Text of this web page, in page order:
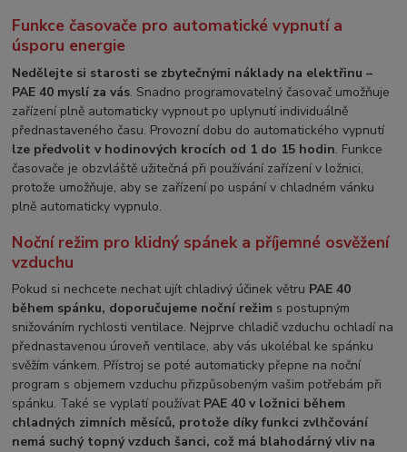
Funkce časovače pro automatické vypnutí a
úsporu energie
Nedělejte si starosti se zbytečnými náklady na elektřinu –
PAE 40 myslí za vás. Snadno programovatelný časovač umožňuje
zařízení plně automaticky vypnout po uplynutí individuálně
přednastaveného času. Provozní dobu do automatického vypnutí
lze předvolit v hodinových krocích od 1 do 15 hodin. Funkce
časovače je obzvláště užitečná při používání zařízení v ložnici,
protože umožňuje, aby se zařízení po uspání v chladném vánku
plně automaticky vypnulo.
Noční režim pro klidný spánek a příjemné osvěžení
vzduchu
Pokud si nechcete nechat ujít chladivý účinek větru PAE 40
během spánku, doporučujeme noční režim s postupným
snižováním rychlosti ventilace. Nejprve chladič vzduchu ochladí na
přednastavenou úroveň ventilace, aby vás ukolébal ke spánku
svěžím vánkem. Přístroj se poté automaticky přepne na noční
program s objemem vzduchu přizpůsobeným vašim potřebám při
spánku. Také se vyplatí používat PAE 40 v ložnici během
chladných zimních měsíců, protože díky funkci zvlhčování
nemá suchý topný vzduch šanci, což má blahodárný vliv na